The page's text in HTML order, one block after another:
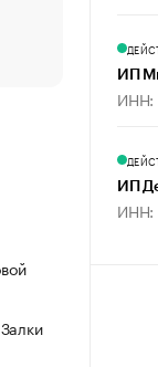
ИП
ИНН:
ИП
ИНН: